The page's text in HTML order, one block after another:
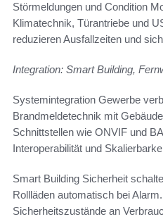
Störmeldungen und Condition
Klimatechnik, Türantriebe und
reduzieren Ausfallzeiten und
Integration: Smart Building,
Systemintegration Gewerbe
Brandmeldetechnik mit
Schnittstellen wie ONVIF und
Interoperabilität und
Smart Building Sicherheit
Rollläden automatisch bei
Sicherheitszustände an